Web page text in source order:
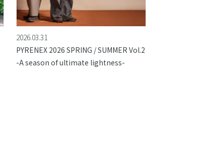
2026.03.31
PYRENEX 2026 SPRING / SUMMER Vol.2
-A season of ultimate lightness-